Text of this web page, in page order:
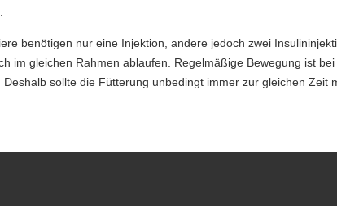
benötigen nur eine Injektion, andere jedoch zwei
im gleichen Rahmen ablaufen. Regelmäßige Bewegung ist
sollte die Fütterung unbedingt immer zur gleichen Zeit